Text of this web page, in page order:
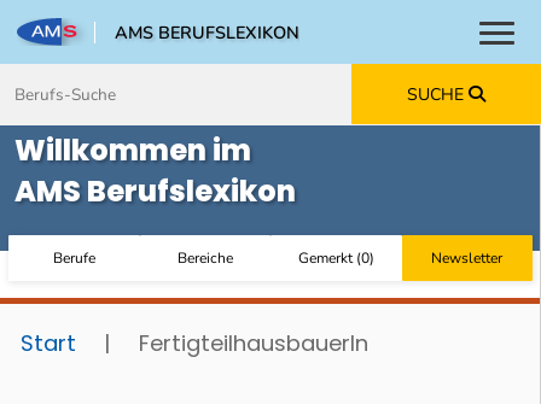
AMS BERUFSLEXIKON
SUCHE
Willkommen im
AMS Berufslexikon
Berufe Bereiche Gemerkt(0) Newsletter
Start | FertigteilhausbauerIn